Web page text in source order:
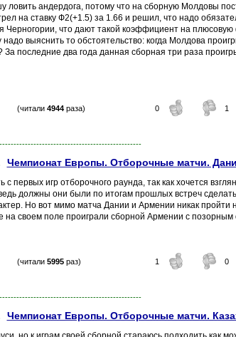
ловить андердога, потому что на сборную Молдовы
на ставку Ф2(+1.5) за 1.66 и решил, что надо
Черногории, что дают такой коэффициент на
выяснить то обстоятельство: когда Молдова
За последние два года данная сборная три раза
(читали 4944раза) 0 1
Чемпионат Европы. Отборочные матчи.
с первых игр отборочного раунда, так как хочется
должны они были по итогам прошлых встреч сделать
Но вот мимо матча Дании и Армении никак пройти
на своем поле проиграли сборной Армении с позорным
(читали 5995раз) 1 0
Чемпионат Европы. Отборочные матчи.